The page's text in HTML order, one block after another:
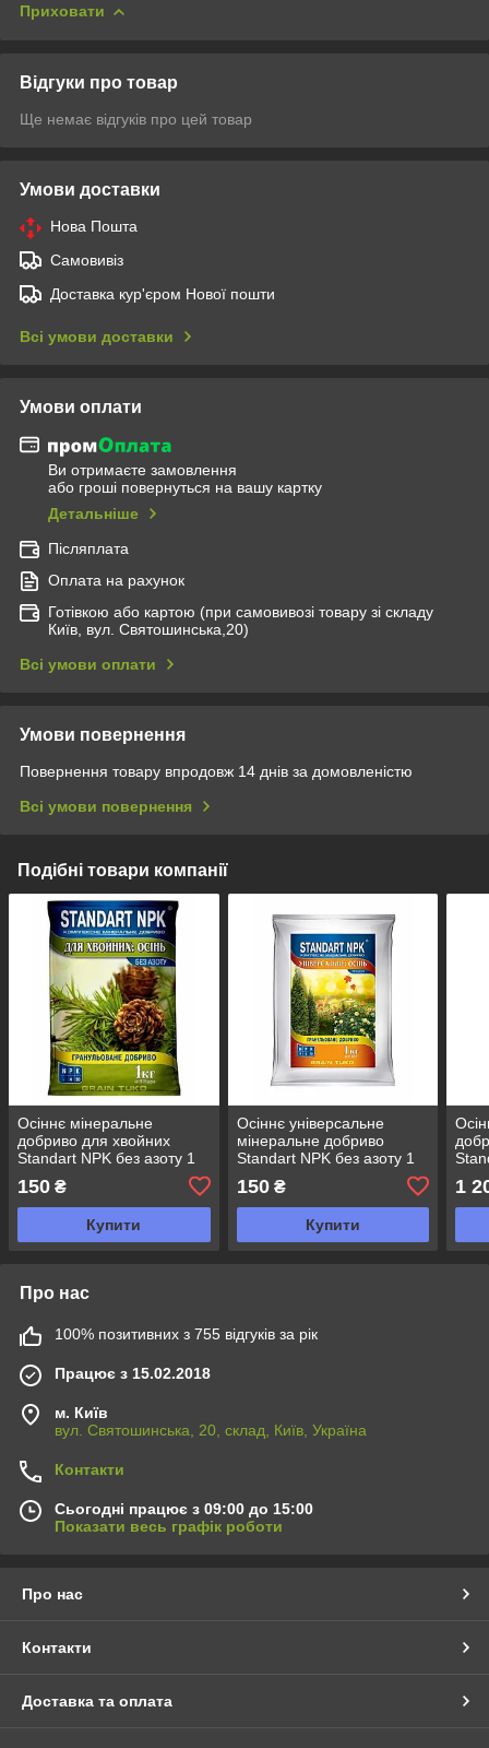
Приховати
Відгуки про товар
Ще немає відгуків про цей товар
Умови доставки
Нова Пошта
Самовивіз
Доставка кур'єром Нової пошти
Всі умови доставки
Умови оплати
Ви отримаєте замовлення
або гроші повернуться на вашу картку
Детальніше
Післяплата
Оплата на рахунок
Готівкою або картою (при самовивозі товару зі складу
Київ, вул. Святошинська,20)
Всі умови оплати
Умови повернення
Повернення товару впродовж 14 днів за домовленістю
Всі умови повернення
Подібні товари компанії
Осіннє мінеральне
добриво для хвойних
Standart NPK без азоту 1
150 ₴
Купити
Осіннє універсальне
мінеральне добриво
Standart NPK без азоту 1
150₴
Купити
1
Про нас
100% позитивних з 755 відгуків за рік
Працює з 15.02.2018
м. Київ
вул. Святошинська, 20, склад, Київ, Україна
Контакти
Сьогодні працює з 09:00 до 15:00
Показати весь графік роботи
Про нас
Контакти
Доставка та оплата